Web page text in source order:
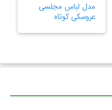
مدل لباس مجلسی
عروسکی کوتاه